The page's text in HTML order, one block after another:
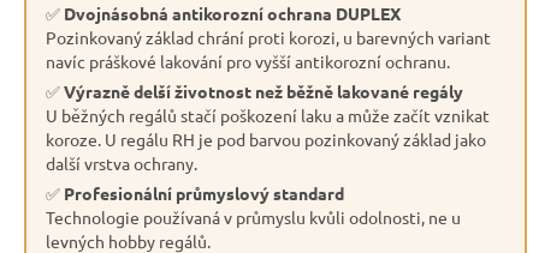
✅ Dvojnásobná antikorozní ochrana DUPLEX
Pozinkovaný základ chrání proti korozi, u barevných variant
navíc práškové lakování pro vyšší antikorozní ochranu.
✅Výrazně delší životnost než běžně lakované regály
U běžných regálů stačí poškození laku a může začít vznikat
koroze. U regálu RH je pod barvou pozinkovaný základ jako
další vrstva ochrany.
✅ Profesionální průmyslový standard
Technologie používaná v průmyslu kvůli odolnosti, ne u
levných hobby regálů.